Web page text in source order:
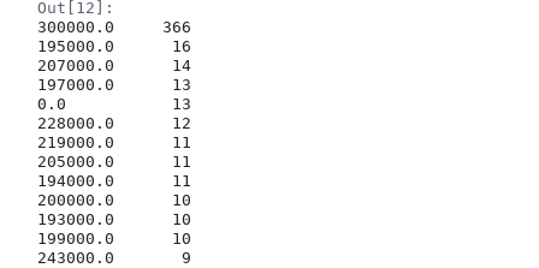
Out[12]:
300000.0     366
195000.0      16
207000.0      14
197000.0      13
0.0           13
228000.0      12
219000.0      11
205000.0      11
194000.0      11
200000.0      10
193000.0      10
199000.0      10
243000.0       9